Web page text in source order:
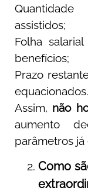
assistidos;
Folha
benefícios;
Prazo
equacionados.
Assim, não
aumento
parâmetros já
Como